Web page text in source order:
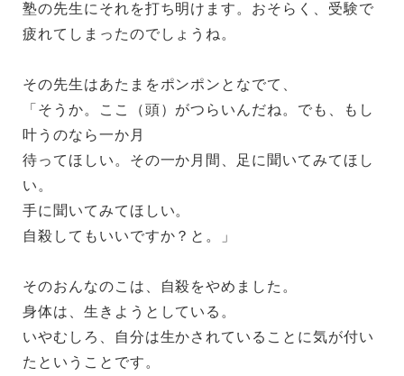
塾の先生にそれを打ち明けます。おそらく、受験で
疲れてしまったのでしょうね。
その先生はあたまをポンポンとなでて、
「そうか。ここ（頭）がつらいんだね。でも、もし
叶うのなら一か月
待ってほしい。その一か月間、足に聞いてみてほし
い。
手に聞いてみてほしい。
自殺してもいいですか？と。」
そのおんなのこは、自殺をやめました。
身体は、生きようとしている。
いやむしろ、自分は生かされていることに気が付い
たということです。